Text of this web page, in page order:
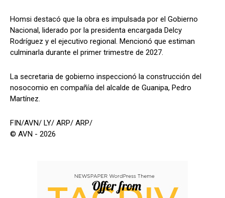
Homsi destacó que la obra es impulsada por el Gobierno
Nacional, liderado por la presidenta encargada Delcy
Rodríguez y el ejecutivo regional. Mencionó que estiman
culminarla durante el primer trimestre de 2027.
La secretaria de gobierno inspeccionó la construcción del
nosocomio en compañía del alcalde de Guanipa, Pedro
Martínez.
FIN/AVN/ LY/ ARP/ ARP/
© AVN - 2026